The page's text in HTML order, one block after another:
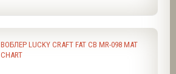
ВОБЛЕР LUCKY CRAFT FAT CB MR-098 MAT
CHART